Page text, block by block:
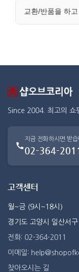
교환/반품을 하고
Since 2004. 최고의 쇼
지금 전화하시면 받
02-364-
고객센터
월~금 (9시~18시)
경기도 고양시 일산서
전화: 02-364-2011
이메일:
찾아오시는 길